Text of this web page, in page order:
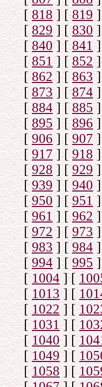
[818] [819]
[829] [830]
[840] [841]
[851] [852]
[862] [863]
[873] [874]
[884] [885]
[895] [896]
[906] [907]
[917] [918]
[928] [929]
[939] [940]
[950] [951]
[961] [962]
[972] [973]
[983] [984]
[994] [995]
[1004] [
[1013] [
[1022] [
[1031] [
[1040] [
[1049] [
[1058] [